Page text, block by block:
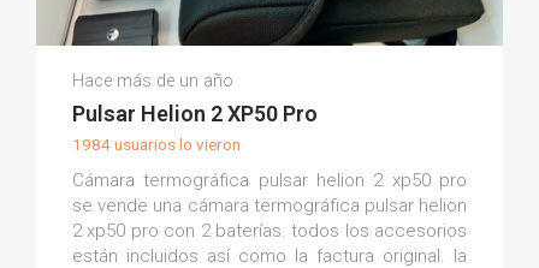
Golden G.
(0)
Hace más de un año
Pulsar Helion 2 XP50 Pro
1984 usuarios lo vieron
Cámara termográfica pulsar helion 2 xp50 pro
se vende una cámara termográfica pulsar helion
2 xp50 pro con 2 baterías. todos los accesorios
están incluidos así como la factura original. la